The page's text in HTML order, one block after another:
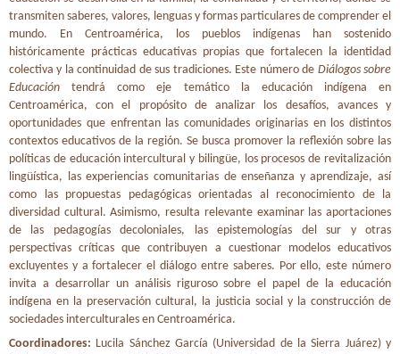
transmiten saberes, valores, lenguas y formas particulares de comprender el
mundo. En Centroamérica, los pueblos indígenas han sostenido
históricamente prácticas educativas propias que fortalecen la identidad
colectiva y la continuidad de sus tradiciones. Este número de Diálogos sobre
Educación tendrá como eje temático la educación indígena en
Centroamérica, con el propósito de analizar los desafíos, avances y
oportunidades que enfrentan las comunidades originarias en los distintos
contextos educativos de la región. Se busca promover la reflexión sobre las
políticas de educación intercultural y bilingüe, los procesos de revitalización
lingüística, las experiencias comunitarias de enseñanza y aprendizaje, así
como las propuestas pedagógicas orientadas al reconocimiento de la
diversidad cultural. Asimismo, resulta relevante examinar las aportaciones
de las pedagogías decoloniales, las epistemologías del sur y otras
perspectivas críticas que contribuyen a cuestionar modelos educativos
excluyentes y a fortalecer el diálogo entre saberes. Por ello, este número
invita a desarrollar un análisis riguroso sobre el papel de la educación
indígena en la preservación cultural, la justicia social y la construcción de
sociedades interculturales en Centroamérica.
Coordinadores: Lucila Sánchez García (Universidad de la Sierra Juárez) y